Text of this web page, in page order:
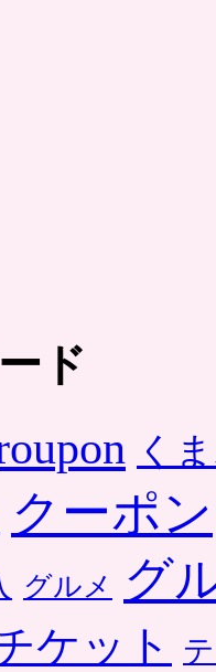
ド
く
クーポン
グルメ グ
ケット